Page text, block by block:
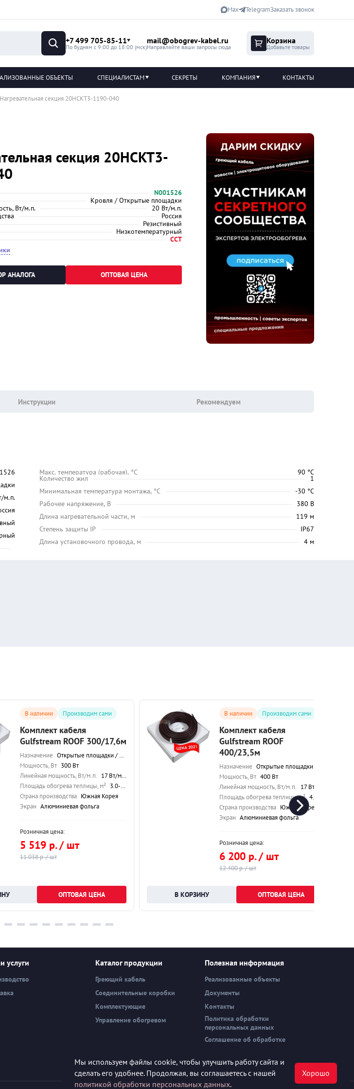
Max TelegramЗаказать звонок
+7 499 705-85-11
По будням с 9:00 до 18:00 (мск)
mail@obogrev-kabel.ru
Направляйте ваши запросы сюда
Корзина
Добавьте товары
ОБЪЕКТЫ СПЕЦИАЛИСТАМ СЕКРЕТЫ КОМПАНИЯ КОНТАКТЫ
Нагревательная секция 20НСКТ3-1190-040
секция 20НСКТ3-
N001526
Кровля / Открытые площадки
Вт/м.п.
20 Вт/м.п.
Россия
Резистивный
Низкотемпературный
ССТ
АНАЛОГА ОПТОВАЯ ЦЕНА
Инструкции Рекомендуем
м.п.
Maкс. температура (рабочая), °C 90 °C
Количество жил
1
Минимальная температура монтажа, °C
-30 °C
Рабочее напряжение, В
380 В
Длина нагревательной части, м
119 м
Степень защиты IP
IP67
Длина установочного провода, м
4 м
В наличии Производим сами
Комплект кабеля
Gulfstream ROOF 300/17,6м
Назначение Открытые площадки / Морозильные камеры / Кровля / Обогрев теплиц
Мощность, Вт 300 Вт
Линейная мощность, Вт/м.п. 17 Вт/м.п.
Площадь обогрева теплицы, м² 3.0-3.75 м²
Страна производства Южная Корея
Экран Алюминиевая фольга
Розничная цена:
5 519 р. / шт
11 038 р. / шт
ОПТОВАЯ ЦЕНА
В наличии Производим сами
Комплект кабеля
Gulfstream ROOF
400/23,5м
Назначение Открытые площадки / Морозильные камеры / Кровля / Обогрев теплиц
Мощность, Вт 400 Вт
Линейная мощность, Вт/м.п. 17 Вт/м.п.
Площадь обогрева теплицы, м² 4.0-5.0 м²
Страна производства Южная Корея
Экран Алюминиевая фольга
Розничная цена:
6 200 р. / шт
12 400 р. / шт
ОПТОВАЯ ЦЕНА
услуги Каталог продукции
Греющий кабель
Соединительные коробки
Комплектующие
Управление обогревом
Полезная информация
Реализованные объекты
Документы
Контакты
Политика обработки
персональных данных
Соглашение об обработке
Мы используем файлы cookie, чтобы улучшить работу сайта и
сделать его удобнее. Продолжая, вы соглашаетесь с нашей
политикой обработки персональных данных.
Хорошо